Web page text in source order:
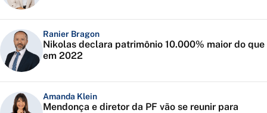
Ranier Bragon
Nikolas declara patrimônio 10.000% maior do que
em 2022
Amanda Klein
Mendonça e diretor da PF vão se reunir para